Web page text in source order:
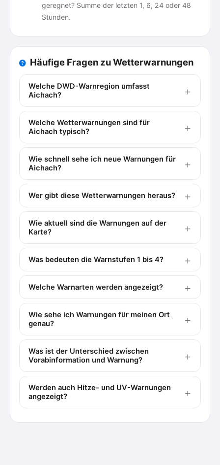
geregnet? Summe der letzten 1, 6, 24 oder 48
Stunden.
Häufige Fragen zu Wetterwarnungen
Welche DWD-Warnregion umfasst
Aichach?
Welche Wetterwarnungen sind für
Aichach typisch?
Wie schnell sehe ich neue Warnungen für
Aichach?
Wer gibt diese Wetterwarnungen heraus?
Wie aktuell sind die Warnungen auf der
Karte?
Was bedeuten die Warnstufen 1 bis 4?
Welche Warnarten werden angezeigt?
Wie sehe ich Warnungen für meinen Ort
genau?
Was ist der Unterschied zwischen
Vorabinformation und Warnung?
Werden auch Hitze- und UV-Warnungen
angezeigt?